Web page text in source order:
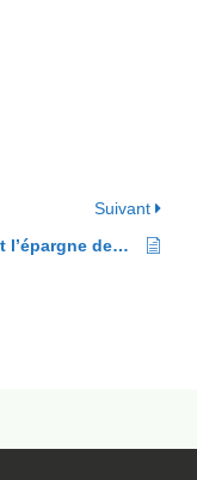
Suivant
Association pour favoriser le crédit et l’épargne des fonctionnaires